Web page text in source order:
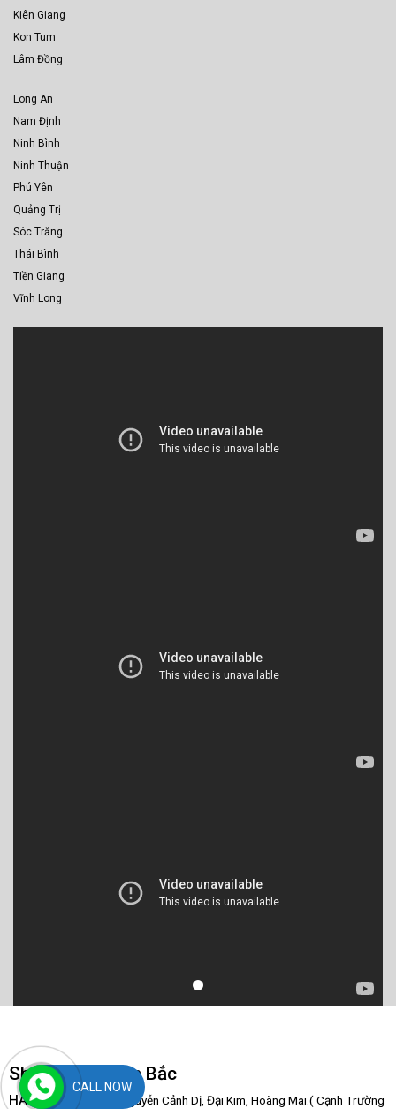
Kiên Giang
Kon Tum
Lâm Đồng
Long An
Nam Định
Ninh Bình
Ninh Thuận
Phú Yên
Quảng Trị
Sóc Trăng
Thái Bình
Tiền Giang
Vĩnh Long
Showroom Miền Bắc
HÀ NỘI:Số 117 D4, Nguyễn Cảnh Dị, Đại Kim, Hoàng Mai.( Cạnh Trường
CALL NOW